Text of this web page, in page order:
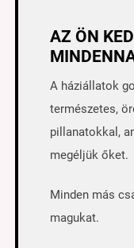
AZ ÖN
A háziállatok
természetes,
pillanatokkal,
megéljük őket.
Minden más
magukat.